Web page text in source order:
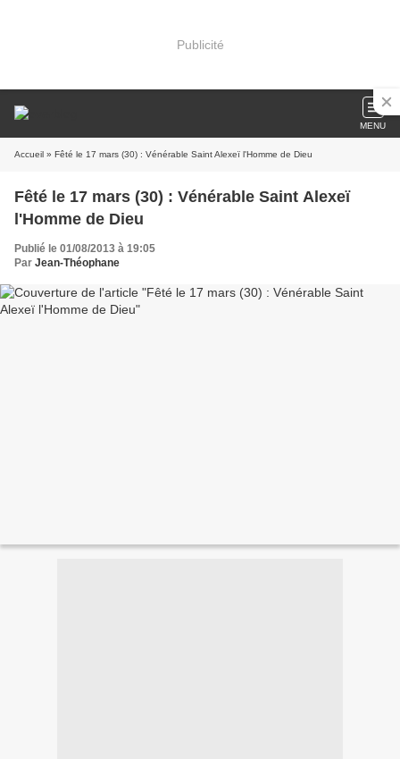
Publicité
MENU
Accueil » Fêté le 17 mars (30) : Vénérable Saint Alexeï l'Homme de Dieu
Fêté le 17 mars (30) : Vénérable Saint Alexeï
l'Homme de Dieu
Publié le 01/08/2013 à 19:05
Par Jean-Théophane